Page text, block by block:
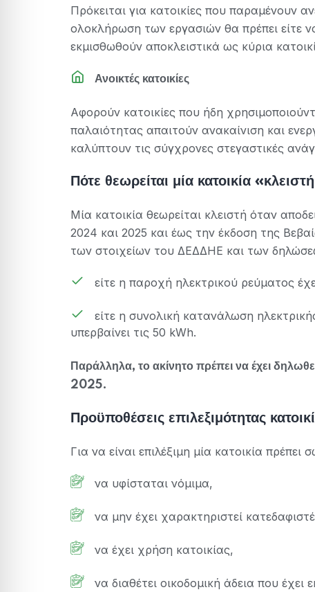
Πρόκειται για κατοικίες που παραμένουν
ολοκλήρωση των εργασιών θα πρέπει είτε
εκμισθωθούν αποκλειστικά ως κύρια
Ανοικτές κατοικίες
Αφορούν κατοικίες που ήδη
παλαιότητας απαιτούν ανακαίνιση και
καλύπτουν τις σύγχρονες στεγαστικές
Πότε θεωρείται μία κατοικία
Μία κατοικία θεωρείται κλειστή όταν
2024 και 2025 και έως την έκδοση της
των στοιχείων του ΔΕΔΔΗΕ και των
είτε η παροχή ηλεκτρικού ρεύματος
είτε η συνολική κατανάλωση
υπερβαίνει τις 50 kWh.
Παράλληλα, το ακίνητο πρέπει να έχει
2025.
Προϋποθέσεις επιλεξιμότητας
Για να είναι επιλέξιμη μία κατοικία πρέπει
να υφίσταται νόμιμα,
να μην έχει χαρακτηριστεί
να έχει χρήση κατοικίας,
να διαθέτει οικοδομική άδεια που